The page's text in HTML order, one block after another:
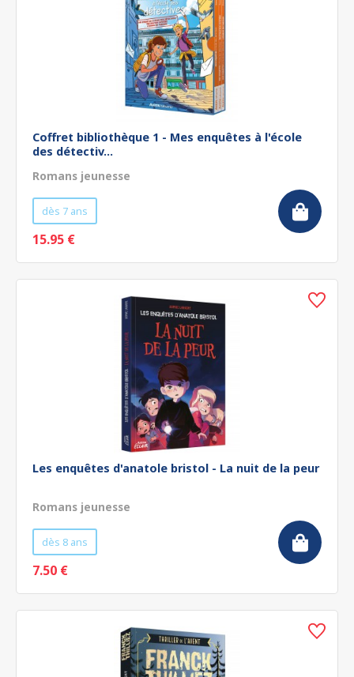
Coffret bibliothèque 1 - Mes enquêtes à l'école
des détectiv...
Romans jeunesse
dès 7 ans
15.95 €
Les enquêtes d'anatole bristol - La nuit de la peur
Romans jeunesse
dès 8 ans
7.50 €